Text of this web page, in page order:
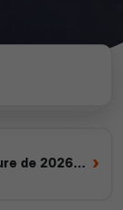
de 2026
›